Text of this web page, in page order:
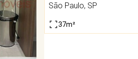
São Paulo, SP
37m²